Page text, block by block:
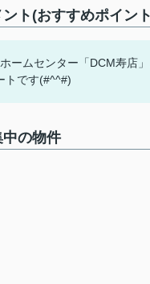
ト(おすすめポイン
ームセンター「DCM寿店
トです(#^^#)
の物件